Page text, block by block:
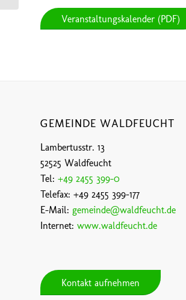
Veranstaltungskalender (PDF)
GEMEINDE WALDFEUCHT
Lambertusstr. 13
52525 Waldfeucht
Tel: +49 2455 399-0
Telefax: +49 2455 399-177
E-Mail: gemeinde@waldfeucht.de
Internet: www.waldfeucht.de
Kontakt aufnehmen